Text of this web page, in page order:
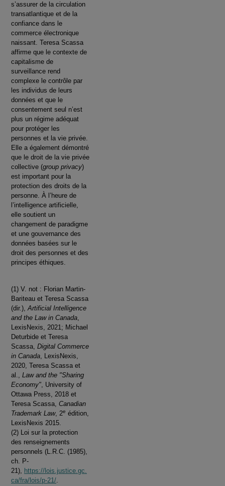
s’assurer de la circulation
transatlantique et de la
confiance dans le
commerce électronique
naissant. Teresa Scassa
affirme que le contexte de
capitalisme de
surveillance rend
complexe le contrôle par
les individus de leurs
données et que le
consentement seul n’est
plus un régime adéquat
pour protéger les
personnes et la vie privée.
Elle a également démontré
que le droit de la vie privée
collective (group privacy)
est important pour la
protection des droits de la
personne. À l’heure de
l’intelligence artificielle,
elle soutient un
changement de paradigme
et une gouvernance des
données basées sur le
droit des personnes et des
principes éthiques.
(1) V. not : Florian Martin-
Bariteau et Teresa Scassa
(dir.),Artificial Intelligence
and the Law in Canada,
LexisNexis, 2021; Michael
Deturbide et Teresa
Scassa, Digital Commerce
in Canada, LexisNexis,
2020, Teresa Scassa et
al., Law and the "Sharing
Economy", University of
Ottawa Press, 2018 et
Teresa Scassa, Canadian
Trademark Law, 2e édition,
LexisNexis 2015.
(2) Loi sur la protection
des renseignements
personnels (L.R.C. (1985),
ch. P-
21), https://lois.justice.gc.
ca/fra/lois/p-21/.